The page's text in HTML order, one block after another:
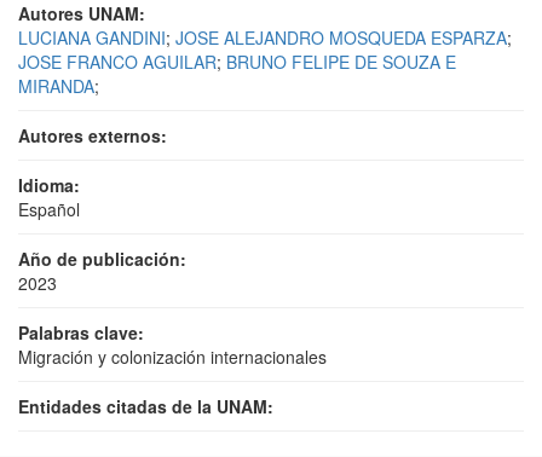
Autores UNAM:
LUCIANA GANDINI; JOSE ALEJANDRO MOSQUEDA ESPARZA;
JOSE FRANCO AGUILAR; BRUNO FELIPE DE SOUZA E
MIRANDA;
Autores externos:
Idioma:
Español
Año de publicación:
2023
Palabras clave:
Migración y colonización internacionales
Entidades citadas de la UNAM: